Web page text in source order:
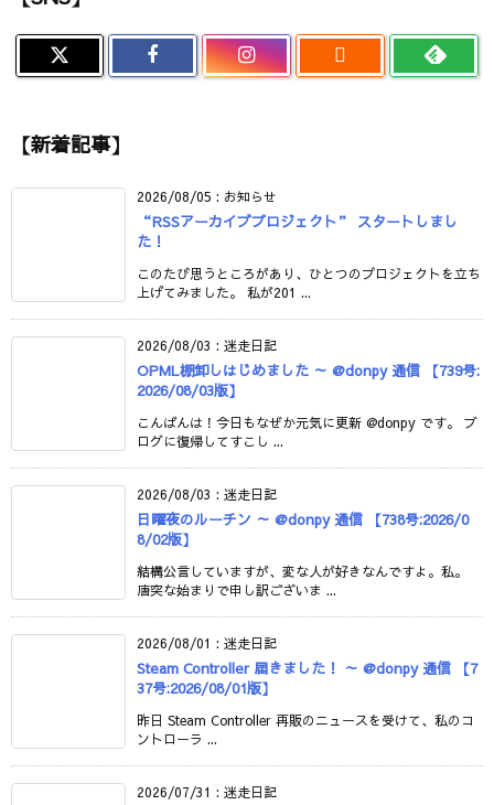

【新着記事】
2026/08/05 : お知らせ
“RSSアーカイブプロジェクト” スタートしまし
た！
このたび思うところがあり、ひとつのプロジェクトを立ち
上げてみました。 私が201 ...
2026/08/03 : 迷走日記
OPML棚卸しはじめました ～ @donpy 通信 【739号:
2026/08/03版】
こんばんは！今日もなぜか元気に更新 @donpy です。 ブ
ログに復帰してすこし ...
2026/08/03 : 迷走日記
日曜夜のルーチン ～ @donpy 通信 【738号:2026/0
8/02版】
結構公言していますが、変な人が好きなんですよ。私。
唐突な始まりで申し訳ございま ...
2026/08/01 : 迷走日記
Steam Controller 届きました！ ～ @donpy 通信 【7
37号:2026/08/01版】
昨日 Steam Controller 再販のニュースを受けて、私のコ
ントローラ ...
2026/07/31 : 迷走日記